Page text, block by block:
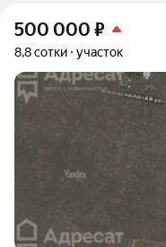
500 000 ₽
8,8 сотки участок